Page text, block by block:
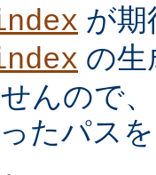
が期
の生
んので
たパス